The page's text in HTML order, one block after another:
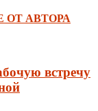
ОТ АВТОРА
встречу